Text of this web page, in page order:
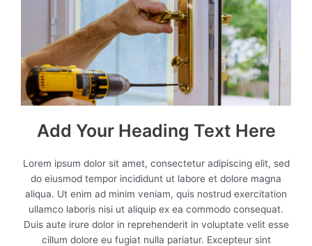
Add Your Heading Text Here
Lorem ipsum dolor sit amet, consectetur adipiscing elit, sed
do eiusmod tempor incididunt ut labore et dolore magna
aliqua. Ut enim ad minim veniam, quis nostrud exercitation
ullamco laboris nisi ut aliquip ex ea commodo consequat.
Duis aute irure dolor in reprehenderit in voluptate velit esse
cillum dolore eu fugiat nulla pariatur. Excepteur sint